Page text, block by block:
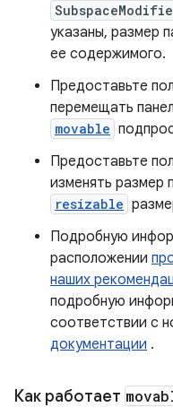
указаны, размер
ее содержимого.
Предоставьте
перемещать
movable
Предоставьте
изменять размер
resizable
Подробную
расположении
наших
подробную
соответствии с
документации .
Как работает